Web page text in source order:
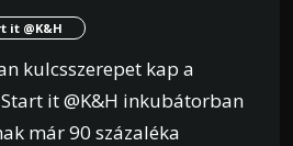
it @K&H
kulcsszerepet kap a
it @K&H inkubátorban
már 90 százaléka